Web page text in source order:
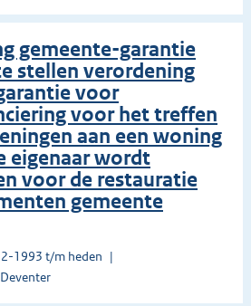
gemeente-garantie
stellen verordening
voor
voor het treffen
aan een woning
eigenaar wordt
voor de restauratie
gemeente
1993 t/m heden